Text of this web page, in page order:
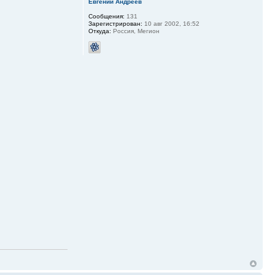
Сообщения: 131
Зарегистрирован: 10 авг 2002, 16:52
Откуда: Россия, Мегион